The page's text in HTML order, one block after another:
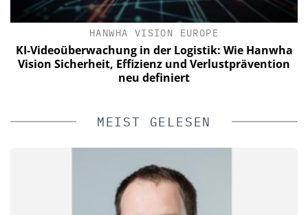
HANWHA VISION EUROPE
KI-Videoüberwachung in der Logistik: Wie Hanwha
Vision Sicherheit, Effizienz und Verlustprävention
neu definiert
MEIST GELESEN